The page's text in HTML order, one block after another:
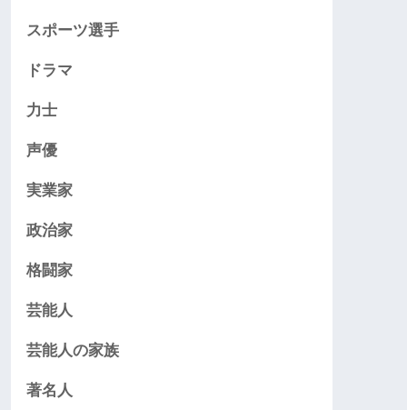
スポーツ選手
ドラマ
力士
声優
実業家
政治家
格闘家
芸能人
芸能人の家族
著名人